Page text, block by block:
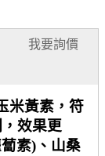
我要詢價
米黃素，符
效果更
素) 、山桑